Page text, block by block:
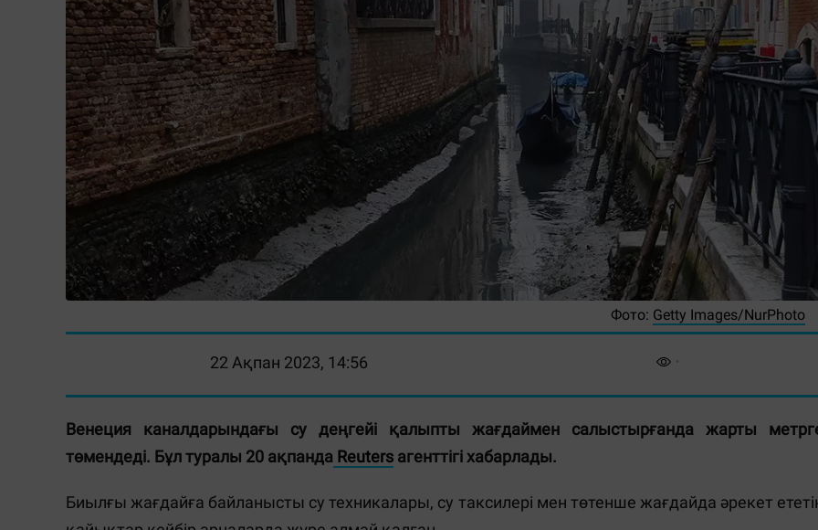
Фото: Getty Images/NurPhoto
22 Ақпан 2023, 14:56
Венеция каналдарындағы су деңгейі қалыпты жағдаймен салыстырғанда жарты
төмендеді. Бұл туралы 20 ақпанда Reuters агенттігі хабарлады.
Биылғы жағдайға байланысты су техникалары, су таксилері мен төтенше жағдайда әрекет